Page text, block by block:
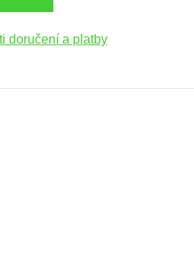
doručení a platby